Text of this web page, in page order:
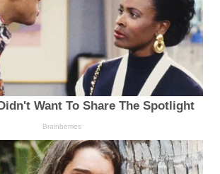
Want To Share The Spotlight
Brainberries